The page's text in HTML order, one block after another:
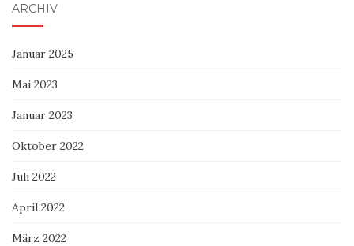
ARCHIV
Januar 2025
Mai 2023
Januar 2023
Oktober 2022
Juli 2022
April 2022
März 2022